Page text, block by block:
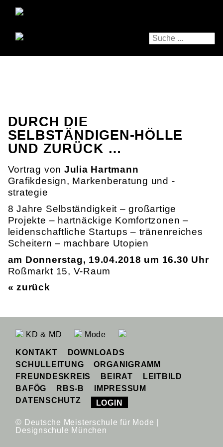
DURCH DIE
SELBSTÄNDIGEN-HÖLLE
UND ZURÜCK …
Vortrag von Julia Hartmann
Grafikdesign, Markenberatung und -
strategie
8 Jahre Selbständigkeit – großartige
Projekte – hartnäckige Komfortzonen –
leidenschaftliche Startups – tränenreiches
Scheitern – machbare Utopien
am Donnerstag, 19.04.2018 um 16.30 Uhr
Roßmarkt 15, V-Raum
« zurück
KD & MD Mode
KONTAKT
DOWNLOADS
SCHULLEITUNG
ORGANIGRAMM
FREUNDESKREIS
BEIRAT
LEITBILD
BAFÖG
RBS-B
IMPRESSUM
DATENSCHUTZ
LOGIN
© Deutsche Meisterschule für Mode |
Designschule München